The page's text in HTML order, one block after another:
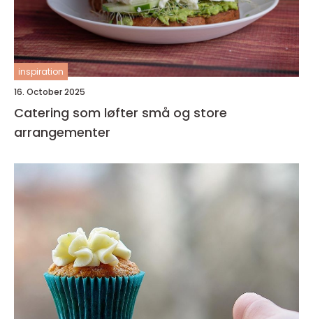
inspiration
16. October 2025
Catering som løfter små og store
arrangementer